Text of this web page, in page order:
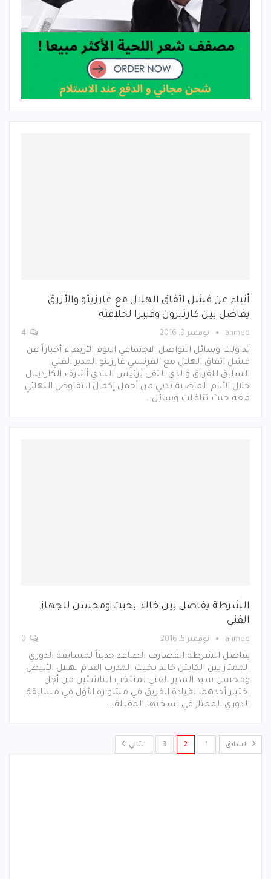
أنباء عن فشل اتفاق الهلال مع غارزيتو والأزرق
يفاضل بين كارتيرون وفييرا لخلافته
ahmed نوفمبر 9, 2016
تداولت وسائل التواصل الاجتماعي اليوم الأربعاء أخباراً عن
فشل اتفاق الهلال مع الفرنسي غارزيتو المدير الفني
السابق للفريق والذي التقى برئيس النادي أشرف الكاردينال
خلال الأيام الماضية بدبي من أجمل إكمال التفاوض النهائي
معه حيث تناقلت وسائل…
الشرطة يفاضل بين خالد بخيت ومحسن للجهاز
الفني
ahmed نوفمبر 5, 2016
يفاضل الشرطة القضارف الصاعد حديثاً لمسابقة الدوري
الممتاز بين الكابتن خالد بخيت المدرب العام لهلال الأبيض
ومحسن سيد المدير الفني لمنتخب الناشئين من أجل
اختيار أحدهما لقيادة الفريق في مشواره الأول في مسابقة
الدوري الممتاز في نسختها المقبلة،…
السابق 1
2
3 التالي